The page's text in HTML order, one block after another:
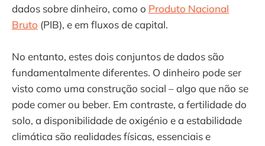
dados sobre dinheiro, como o Produto Nacional
Bruto (PIB), e em fluxos de capital.
No entanto, estes dois conjuntos de dados são
fundamentalmente diferentes. O dinheiro pode ser
visto como uma construção social – algo que não se
pode comer ou beber. Em contraste, a fertilidade do
solo, a disponibilidade de oxigénio e a estabilidade
climática são realidades físicas, essenciais e